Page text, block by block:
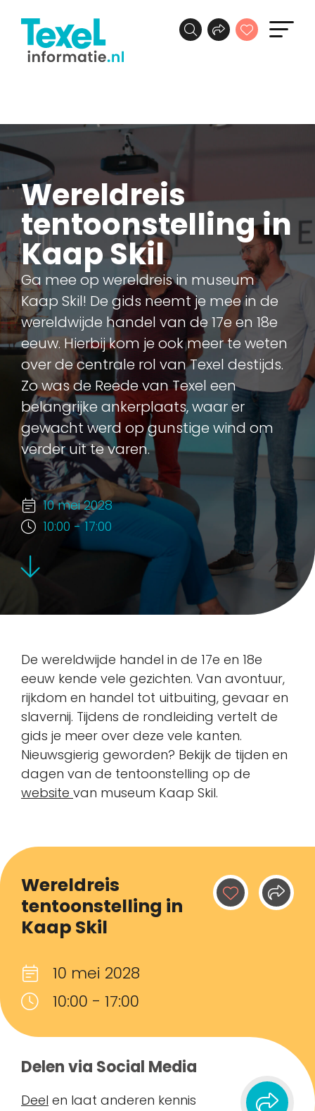
Wereldreis
tentoonstelling in
Kaap Skil
Ga mee op wereldreis in museum
Kaap Skil! De gids neemt je mee in de
wereldwijde handel van de 17e en 18e
eeuw. Hierbij kom je ook meer te weten
over de centrale rol van Texel destijds.
Zo was de Reede van Texel een
belangrijke ankerplaats, waar er
gewacht werd op gunstige wind om
verder uit te varen.
10 mei 2028
10:00 - 17:00
Wereldreis
tentoonstelling in
Kaap Skil
10 mei 2028
10:00 - 17:00
Delen via Social Media
Deel en laat anderen kennis
De wereldwijde handel in de 17e en 18e
eeuw kende vele gezichten. Van avontuur,
rijkdom en handel tot uitbuiting, gevaar en
slavernij. Tijdens de rondleiding vertelt de
gids je meer over deze vele kanten.
Nieuwsgierig geworden? Bekijk de tijden en
dagen van de tentoonstelling op de
website van museum Kaap Skil.